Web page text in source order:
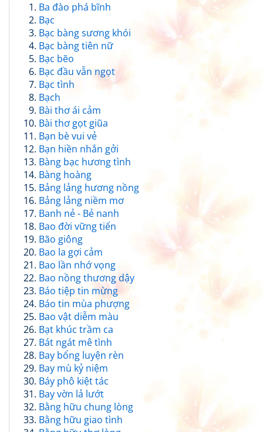
Ba đào phá bĩnh
Bạc
Bạc bàng sương khói
Bạc bàng tiên nữ
Bạc bẽo
Bạc đầu vẫn ngọt
Bạc tình
Bạch
Bài thơ ái cảm
Bài thơ gọt giũa
Bạn bè vui vẻ
Bạn hiền nhắn gởi
Bàng bạc hương tình
Bàng hoàng
Bảng lảng hương nồng
Bảng lảng niềm mơ
Banh nẻ - Bẻ nanh
Bao đời vững tiến
Bão giông
Bao la gợi cảm
Bao lần nhớ vọng
Bao nồng thương dậy
Báo tiệp tin mừng
Báo tin mùa phượng
Bao vật diễm màu
Bạt khúc trầm ca
Bát ngát mê tình
Bay bổng luyện rèn
Bay mù kỷ niệm
Báy phô kiệt tác
Bay vờn lả lướt
Bằng hữu chung lòng
Bằng hữu giao tình